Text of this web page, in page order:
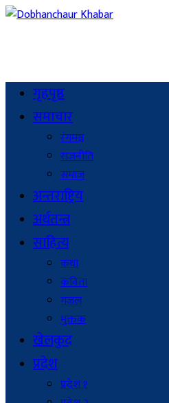
गृहपृष्ठ
समाचार
रंगमञ्च
राजनीति
समाज
अन्तराष्ट्रिय
अर्थतन्त्र
साहित्य
कथा
कविता
गजल
मुक्तक
खेलकुद
प्रदेश
प्रदेश १